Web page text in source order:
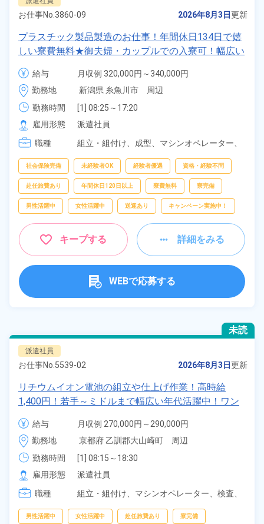
お仕事No. 3860-09 2026年8月3日更新
プラスチック製品製造のお仕事！年間休日134日で嬉
しい寮費無料★御夫婦・カップルでの入寮可！幅広い
年齢の男女活躍中！高時給1,400円！マイカー・バイ
ク・自転車通勤可！寮から無料送迎もあり！正社員登
用制度あり！《新潟県糸魚川市》
給与
月収例 320,000円～340,000円
時給 1,400円～1,400円
勤務地
新潟県 糸魚川市　周辺
勤務時間
[1] 08:25～17:20
[2] 20:30～05:45
雇用形態
派遣社員
職種
組立・組付け、 成型、 マシンオペレーター、
梱包
社会保険完備 未経験者OK 経験者優遇 資格・経験不問
赴任旅費あり 年間休日120日以上 寮費無料 寮完備
男性活躍中 女性活躍中 送迎あり キャンペーン実施中！
キープする 詳細をみる
WEBで応募する
未読
派遣社員
お仕事No. 5539-02 2026年8月3日更新
リチウムイオン電池の組立や仕上げ作業！高時給
1,400円！若手～ミドルまで幅広い年代活躍中！ワン
ルーム寮完備＆赴任寮費会社負担！正社員登用制度あ
り◎日払いOK！《京都府大山崎町》
給与
月収例 270,000円～290,000円
時給 1,400円～1,400円
勤務地
京都府 乙訓郡大山崎町　周辺
勤務時間
[1] 08:15～18:30
[2] 20:15～06:30
[3] 08:15～17:00
[4] 20:15～05:00
雇用形態
派遣社員
職種
組立・組付け、 マシンオペレーター、 検査、
男性活躍中 女性活躍中 赴任旅費あり 寮完備